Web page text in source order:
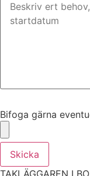
Bifoga gärna
Skicka
TAKLÄGGAREN I